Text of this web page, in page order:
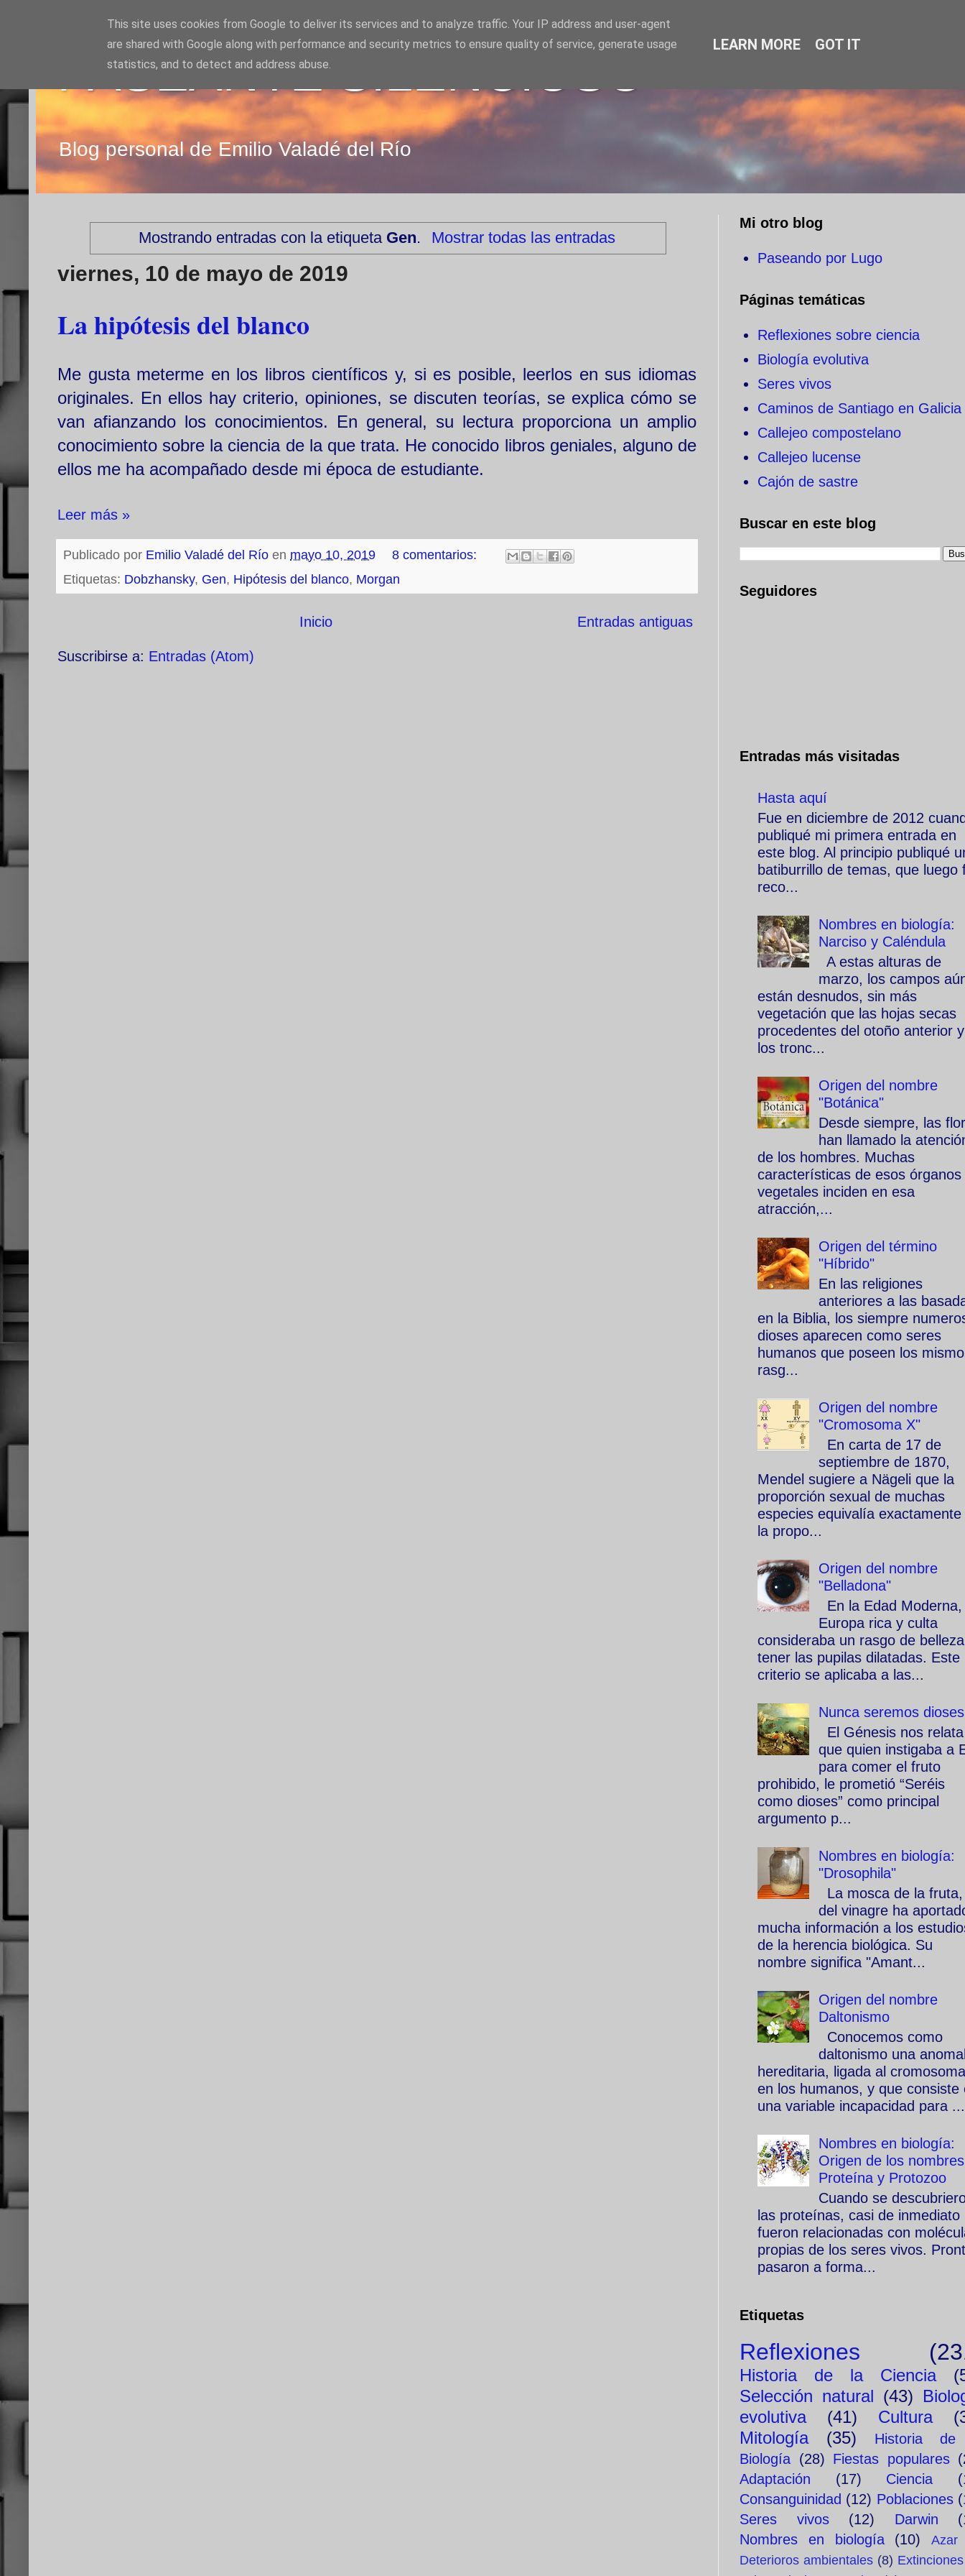
PASEANTE SILENCIOSO
Blog personal de Emilio Valadé del Río
Mostrando entradas con la etiqueta Gen. Mostrar todas las entradas
viernes, 10 de mayo de 2019
La hipótesis del blanco
Me gusta meterme en los libros científicos y, si es posible, leerlos en sus idiomas
originales. En ellos hay criterio, opiniones, se discuten teorías, se explica cómo se
van afianzando los conocimientos. En general, su lectura proporciona un amplio
conocimiento sobre la ciencia de la que trata. He conocido libros geniales, alguno de
ellos me ha acompañado desde mi época de estudiante.
Leer más »
Publicado por Emilio Valadé del Río en mayo 10, 2019
8 comentarios:
Etiquetas: Dobzhansky, Gen, Hipótesis del blanco, Morgan
Entradas antiguas
Inicio
Suscribirse a: Entradas (Atom)
Mi otro blog
Paseando por Lugo
Páginas temáticas
Reflexiones sobre ciencia
Biología evolutiva
Seres vivos
Caminos de Santiago en Galicia
Callejeo compostelano
Callejeo lucense
Cajón de sastre
Buscar en este blog
Seguidores
Entradas más visitadas
Hasta aquí
Fue en diciembre de 2012
publiqué mi primera entrada en
este blog. Al principio publiqué
batiburrillo de temas, que luego
reco...
Nombres en biología:
Narciso y Caléndula
A estas alturas de
marzo, los campos
están desnudos, sin más
vegetación que las hojas secas
procedentes del otoño anterior y
los tronc...
Origen del nombre
"Botánica"
Desde siempre, las
han llamado la
de los hombres. Muchas
características de esos órganos
vegetales inciden en esa
atracción,...
Origen del término
"Híbrido"
En las religiones
anteriores a las
en la Biblia, los siempre
dioses aparecen como seres
humanos que poseen los
rasg...
Origen del nombre
"Cromosoma X"
En carta de 17 de
septiembre de 1870,
Mendel sugiere a Nägeli que la
proporción sexual de muchas
especies equivalía exactamente
la propo...
Origen del nombre
"Belladona"
En la Edad Moderna,
Europa rica y culta
consideraba un rasgo de
tener las pupilas dilatadas. Este
criterio se aplicaba a las...
Nunca seremos dioses
El Génesis nos relata
que quien instigaba a
para comer el fruto
prohibido, le prometió “Seréis
como dioses” como principal
argumento p...
Nombres en biología:
"Drosophila"
La mosca de la
del vinagre ha
mucha información a los
de la herencia biológica. Su
nombre significa "Amant...
Origen del nombre
Daltonismo
Conocemos como
daltonismo una
hereditaria, ligada al
en los humanos, y que consiste
una variable incapacidad para ...
Nombres en biología:
Origen de los nombres
Proteína y Protozoo
Cuando se
las proteínas, casi de inmediato
fueron relacionadas con
propias de los seres vivos.
pasaron a forma...
Etiquetas
Reflexiones
Historia de la Ciencia
Selección natural (43)
evolutiva
(41) Cultura
Mitología
(35)
Historia
Biología (28) Fiestas populares
Adaptación
(17) Ciencia
Consanguinidad (12) Poblaciones
Seres vivos
(12) Darwin
Nombres en biología
(10)
Azar
Deterioros ambientales (8) Extinciones
This site uses cookies from Google to deliver its services and to analyze traffic. Your IP address and user-agent
are shared with Google along with performance and security metrics to ensure quality of service, generate usage
statistics, and to detect and address abuse.
LEARN MORE GOT IT